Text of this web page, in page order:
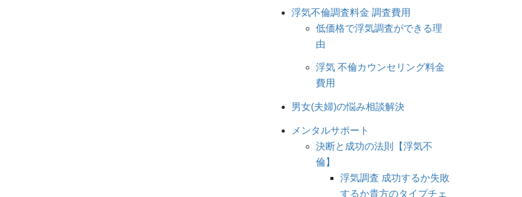
浮気不倫調査料金 調査費用
低価格で浮気調査ができる理
由
浮気 不倫カウンセリング料金
費用
男女(夫婦)の悩み相談解決
メンタルサポート
決断と成功の法則【浮気不
倫】
浮気調査 成功するか失敗
するか貴方のタイプチェ